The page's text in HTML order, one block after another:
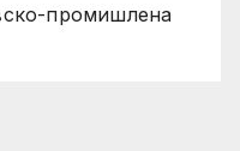
промишлена